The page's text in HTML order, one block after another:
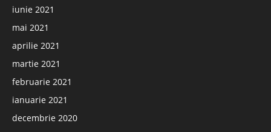
iunie 2021
mai 2021
aprilie 2021
martie 2021
februarie 2021
ianuarie 2021
decembrie 2020